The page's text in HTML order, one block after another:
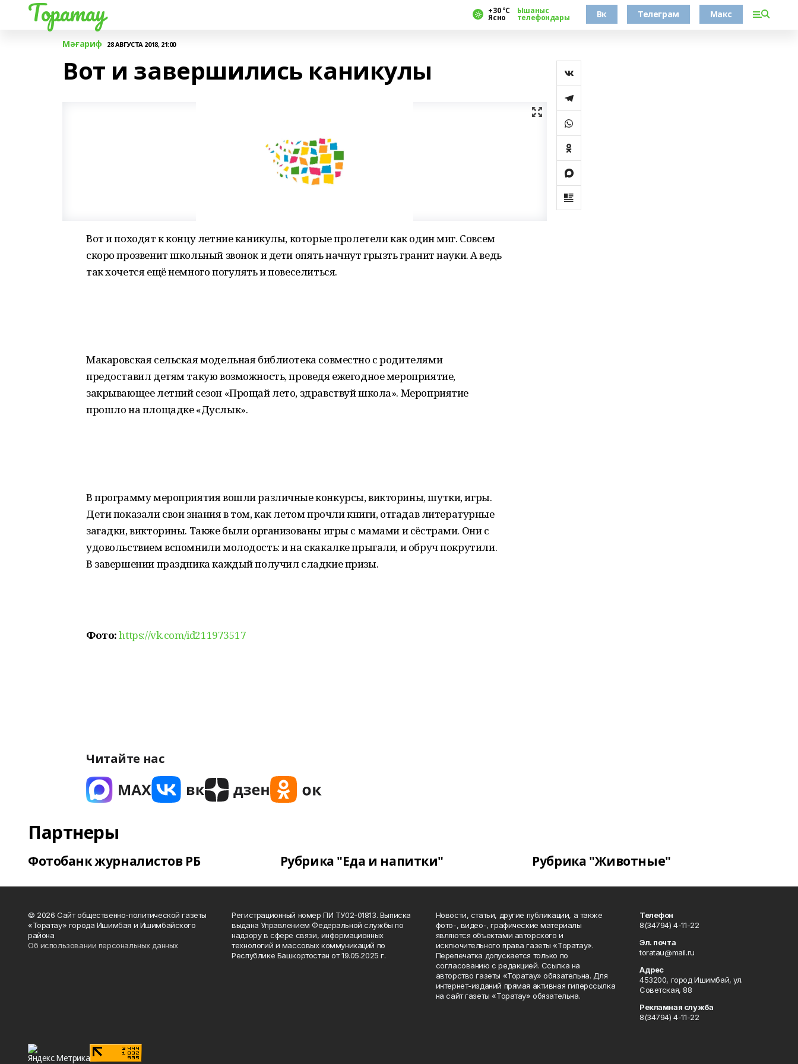
Торатау +30 °С
Ясно
Ышаныс
телефондары Вк Телеграм Макс
Мәғариф 28 АВГУСТА 2018, 21:00
Вот и завершились каникулы
Вот и походят к концу летние каникулы, которые пролетели как один миг. Совсем
скоро прозвенит школьный звонок и дети опять начнут грызть гранит науки. А ведь
так хочется ещё немного погулять и повеселиться.
Макаровская сельская модельная библиотека совместно с родителями
предоставил детям такую возможность, проведя ежегодное мероприятие,
закрывающее летний сезон «Прощай лето, здравствуй школа». Мероприятие
прошло на площадке «Дуслык».
В программу мероприятия вошли различные конкурсы, викторины, шутки, игры.
Дети показали свои знания в том, как летом прочли книги, отгадав литературные
загадки, викторины. Также были организованы игры с мамами и сёстрами. Они с
удовольствием вспомнили молодость: и на скакалке прыгали, и обруч покрутили.
В завершении праздника каждый получил сладкие призы.
Фото:https://vk.com/id211973517
Читайте нас
Партнеры
Фотобанк журналистов РБ Рубрика "Еда и напитки" Рубрика "Животные"
© 2026 Сайт общественно-политической газеты
«Торатау» города Ишимбая и Ишимбайского
района
Об использовании персональных данных
Регистрационный номер ПИ ТУ02-01813. Выписка
выдана Управлением Федеральной службы по
надзору в сфере связи, информационных
технологий и массовых коммуникаций по
Республике Башкортостан от 19.05.2025 г.
Новости, статьи, другие публикации, а также
фото-, видео-, графические материалы
являются объектами авторского и
исключительного права газеты «Торатау».
Перепечатка допускается только по
согласованию с редакцией. Ссылка на
авторство газеты «Торатау» обязательна. Для
интернет-изданий прямая активная гиперссылка
на сайт газеты «Торатау» обязательна.
Телефон
8(34794) 4-11-22
Эл. почта
toratau@mail.ru
Адрес
453200, город Ишимбай, ул.
Советская, 88
Рекламная служба
8(34794) 4-11-22